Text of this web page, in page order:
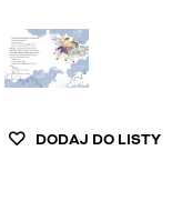
DODAJ DO LISTY